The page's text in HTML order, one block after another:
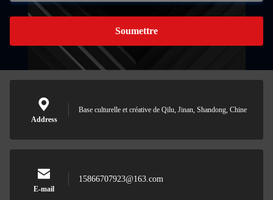
Soumettre
Address
Base culturelle et créative de Qilu, Jinan, Shandong, Chine
E-mail
15866707923@163.com